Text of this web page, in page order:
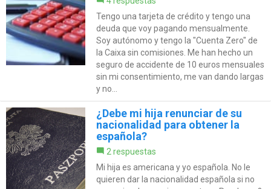
Tengo una tarjeta de crédito y tengo una
deuda que voy pagando mensualmente.
Soy autónomo y tengo la "Cuenta Zero" de
la Caixa sin comisiones. Me han hecho un
seguro de accidente de 10 euros mensuales
sin mi consentimiento, me van dando largas
y no...
¿Debe mi hija renunciar de su
nacionalidad para obtener la
española?
2 respuestas
Mi hija es americana y yo española. No le
quieren dar la nacionalidad española si no